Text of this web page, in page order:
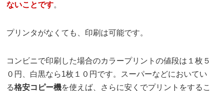
ないことです。
プリンタがなくても、印刷は可能です。
コンビニで印刷した場合のカラープリントの値段は１枚５
０円、白黒なら1枚１０円です。スーパーなどにおいてい
る格安コピー機を使えば、さらに安くでプリントをするこ